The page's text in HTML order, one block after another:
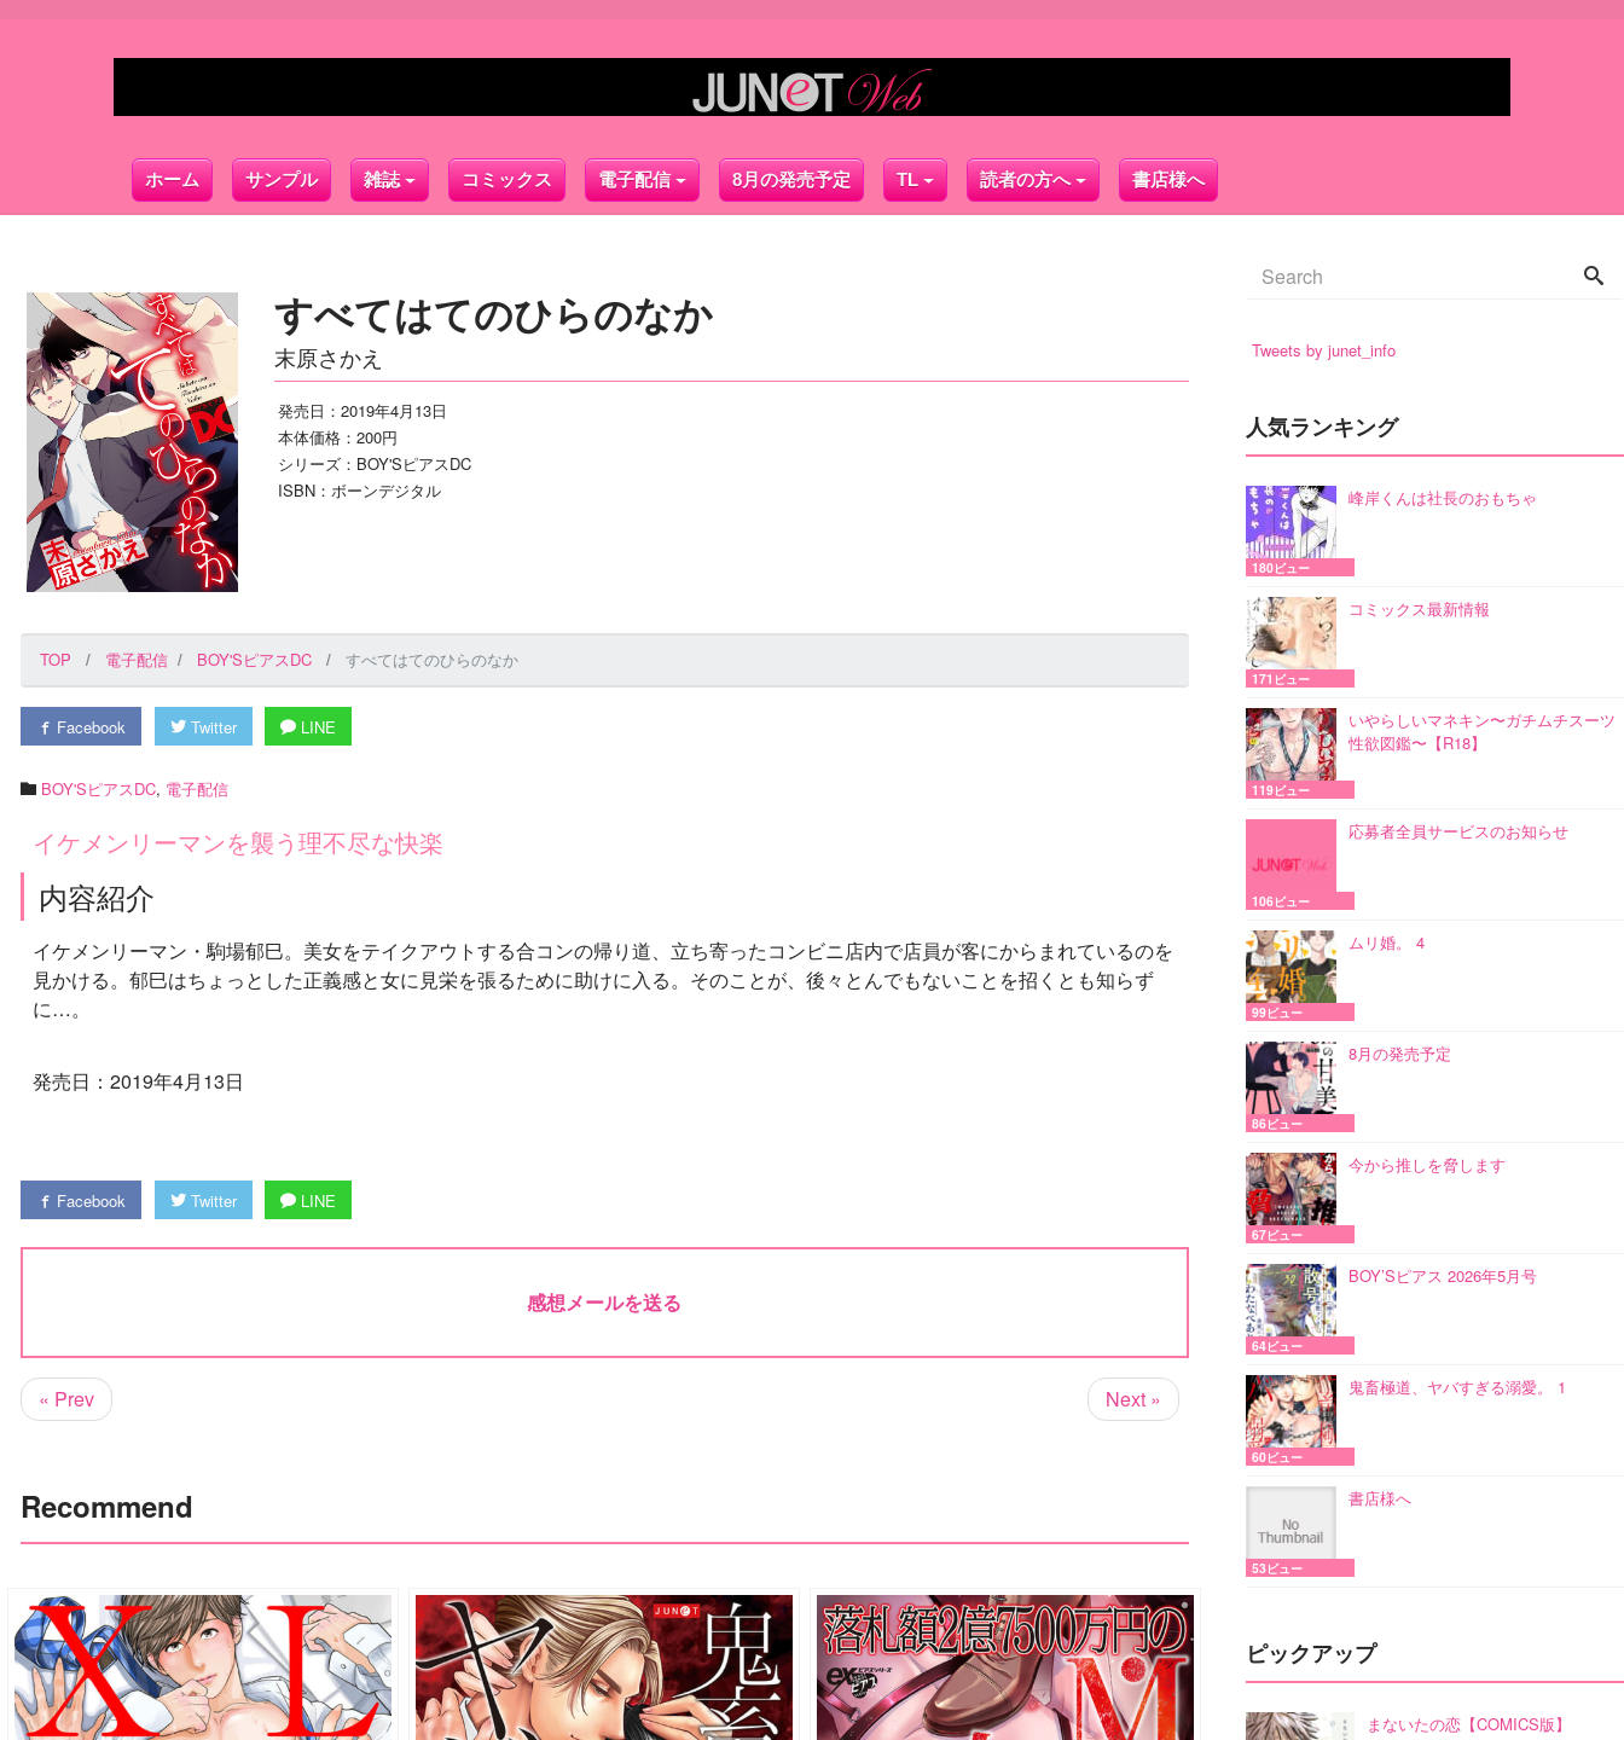
ホーム サンプル 雑誌 コミックス 電子配信 8月の発売予定 TL 読者の方へ 書店様へ
すべてはてのひらのなか
末原さかえ
発売日：2019年4月13日
本体価格：200円
シリーズ：BOY'SピアスDC
ISBN：ボーンデジタル
TOP 電子配信 BOY'SピアスDC すべてはてのひらのなか
Facebook Twitter LINE
BOY'SピアスDC, 電子配信
イケメンリーマンを襲う理不尽な快楽
内容紹介
イケメンリーマン・駒場郁巳。美女をテイクアウトする合コンの帰り道、立ち寄ったコンビニ店内で店員が客にからまれているのを
見かける。郁巳はちょっとした正義感と女に見栄を張るために助けに入る。そのことが、後々とんでもないことを招くとも知らず
に…。
発売日：2019年4月13日
Facebook Twitter LINE
感想メールを送る
« Prev Next »
Recommend
Tweets by junet_info
人気ランキング
峰岸くんは社長のおもちゃ
180ビュー
コミックス最新情報
171ビュー
いやらしいマネキン〜ガチムチスーツ
性欲図鑑〜【R18】
119ビュー
応募者全員サービスのお知らせ
106ビュー
ムリ婚。 4
99ビュー
8月の発売予定
86ビュー
今から推しを脅します
67ビュー
BOY’Sピアス 2026年5月号
64ビュー
鬼畜極道、ヤバすぎる溺愛。 1
60ビュー
書店様へ
53ビュー
ピックアップ
まないたの恋【COMICS版】